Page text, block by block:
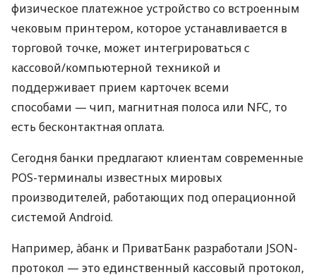
физическое платежное устройство со встроенным
чековым принтером, которое устанавливается в
торговой точке, может интегрироваться с
кассовой/компьютерной техникой и
поддерживает прием карточек всеми
способами — чип, магнитная полоса или NFC, то
есть бесконтактная оплата.
Сегодня банки предлагают клиентам современные
POS-терминалы известных мировых
производителей, работающих под операционной
системой Android.
Например, àбанк и ПриватБанк разработали JSON-
протокол — это единственный кассовый протокол,